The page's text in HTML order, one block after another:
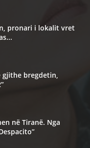
pronari i lokalit vret
bregdetin,
në Tiranë. Nga